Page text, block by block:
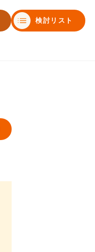
検討リスト